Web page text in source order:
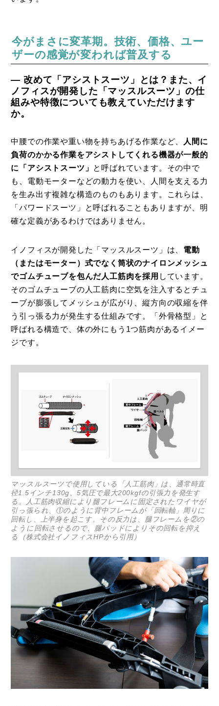
今がまさに変革期。技術、価格、ユー
ザーの感覚が変われば普及する
― 改めて「アシストスーツ」とは？また、イ
ノフィスが開発した「マッスルスーツ」の仕
組みや特徴についても教えていただけます
か。
中腰での作業や重い物を持ちあげる作業など、
人間に
負荷のかかる作業をアシストしてくれる機器が一般的
に「アシストスーツ」 と呼ばれています。その中で
も、電動モーターなどの動力を使い、人間を支える力
を生み出す複雑な構造のものもあります。これらは、
「パワードスーツ」と呼ばれることもありますが、明
確な定義があるわけではありません。
イノフィスが開発した「マッスルスーツ」は、 電動
（またはモーター）式でなく筒状のナイロンメッシュ
でゴムチューブを包んだ人工筋肉を採用 しています。
そのゴムチューブの人工筋肉に空気を注入するとチュ
ーブが膨張してメッシュが広がり、縦方向の収縮を伴
う引っ張る力が発生する仕組みです。「外骨格型」と
呼ばれる構造で、体の外にもう1つ筋肉があるイメー
ジです。
マッスルスーツで使用している「人工筋肉」は、通常時直
径1.5インチ130g、5気圧で最大200kgfの引張力を発生す
る。人工筋肉収縮により腿フレームに固定されたワイヤが
引っ張られ、①のように背中フレームが「回転軸」周りに
回転し、上半身を起こす。その反力は、腿フレームを②の
ように回転させるので、腿パッドによりその回転を抑え
る（株式会社イノフィスHPから引用）